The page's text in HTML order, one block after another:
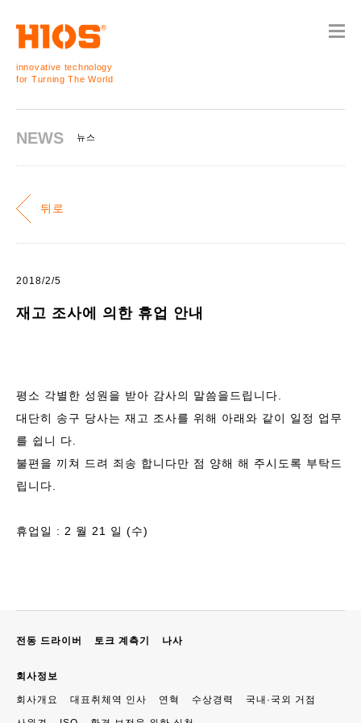
innovative technology
for Turning The World
NEWS 뉴스
뒤로
2018/2/5
재고 조사에 의한 휴업 안내
평소 각별한 성원을 받아 감사의 말씀을드립니다.
대단히 송구 당사는 재고 조사를 위해 아래와 같이 일정 업무
를 쉽니 다.
불편을 끼쳐 드려 죄송 합니다만 점 양해 해 주시도록 부탁드
립니다.
휴업일 : 2 월 21 일 (수)
전동 드라이버 토크 계측기 나사
회사정보
회사개요 대표취체역 인사 연혁 수상경력 국내·국외 거점